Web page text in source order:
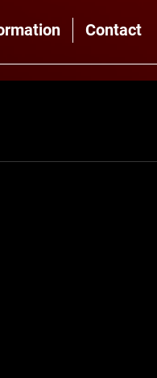
Contact